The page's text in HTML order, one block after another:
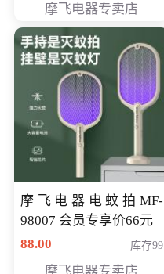
摩飞电器专卖店
摩飞电器电蚊拍MF-
98007 会员专享价66元
88.00
库存99